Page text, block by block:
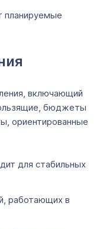
включающий
бюджеты
ориентированные
для стабильных
работающих в